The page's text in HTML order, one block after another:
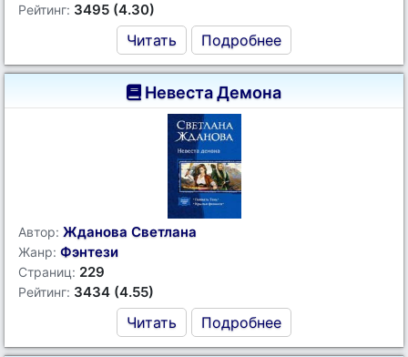
Рейтинг: 3495 (4.30)
Читать Подробнее
Невеста Демона
Автор: Жданова Светлана
Жанр: Фэнтези
Страниц: 229
Рейтинг: 3434 (4.55)
Читать Подробнее